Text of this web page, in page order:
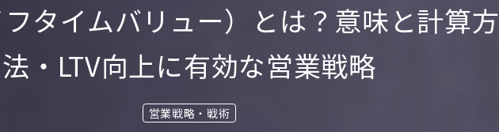
フタイムバリュー）とは？意味と計算方
法・LTV向上に有効な営業戦略
営業戦略・戦術